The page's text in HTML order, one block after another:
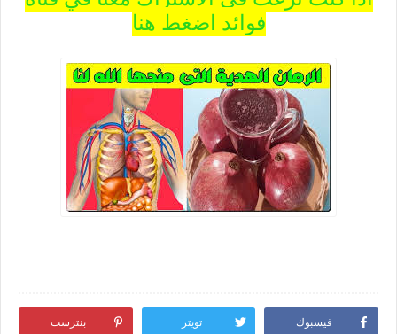
فوائد اضغط هنا
فيسبوك تويتر بنترست